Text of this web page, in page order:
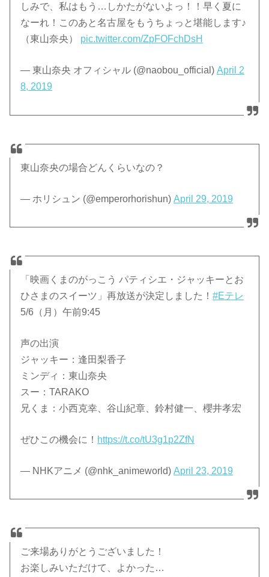
しみで、私はもう…しかたがないよっ！！早く夏に
なーれ！このあと名古屋をもうちょっと堪能します♪
（東山奈央） pic.twitter.com/ZpFOFchDsH
— 東山奈央 オフィシャル (@naobou_official)April 2
8, 2019
東山奈央の場合どんくらいなの？
— ホリシュン (@emperorhorishun)April 29, 2019
「映画くまのがっこう パティシエ・ジャッキーとお
ひさまのスイーツ」再放送が決定しました！#Eテレ
5/6（月）午前9:45
声の出演
ジャッキー：逢田梨香子
ミンディ：東山奈央
スー：TARAKO
兄くま：小西克幸、谷山紀章、鈴村健一、櫻井孝宏
ぜひこの機会に！ https://t.co/tU3g1p2ZfN
— NHKアニメ (@nhk_animeworld)April 23, 2019
ご来場ありがとうございました！
お楽しみいただけて、よかった…